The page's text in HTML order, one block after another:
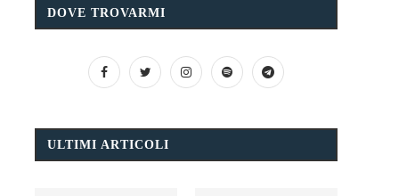
DOVE TROVARMI
ULTIMI ARTICOLI